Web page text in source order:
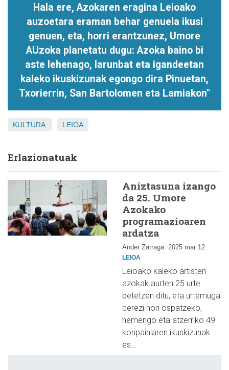
Hala ere, Azokaren eragina Leioako
auzoetara eraman behar genuela ikusi
genuen, eta, horri erantzunez, Umore
AUzoka planetatu dugu: Azoka baino bi
aste lehenago, larunbat eta igandeetan
kaleko ikuskizunak egongo dira Pinuetan,
Txorierrin, San Bartolomen eta Lamiakon"
KULTURA LEIOA
Erlazionatuak
Aniztasuna izango
da 25. Umore
Azokako
programazioaren
ardatza
Ander Zarraga 2025 mar 12
LEIOA
Leioako kaleko artisten
azokak aurten 25 urte
betetzen ditu, eta urtemuga
berezi hori ospatzeko,
hemengo eta atzerriko 49
konpainiaren ikuskizunak
es…